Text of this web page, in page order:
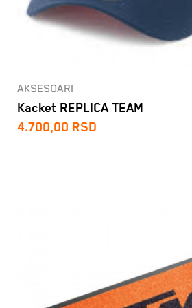
AKSESOARI
Kacket REPLICA TEAM
4.700,00 RSD